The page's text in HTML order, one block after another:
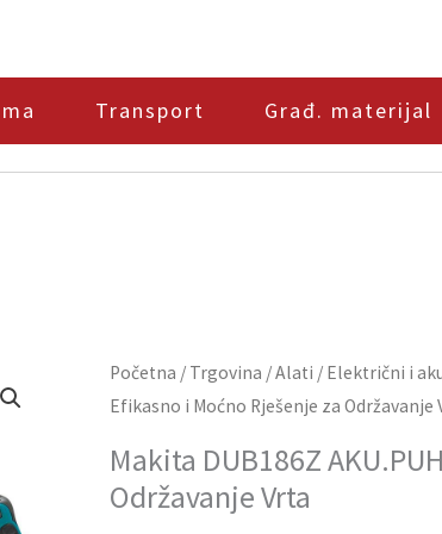
Transport Građ. materijal
Početna / Trgovina /Alati / Električni i
Efikasno i Moćno Rješenje za Održavanje
Makita DUB186Z
Održavanje Vrta
Makita
DUB186Z
18V
-